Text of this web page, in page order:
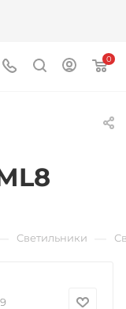
0
Светильники